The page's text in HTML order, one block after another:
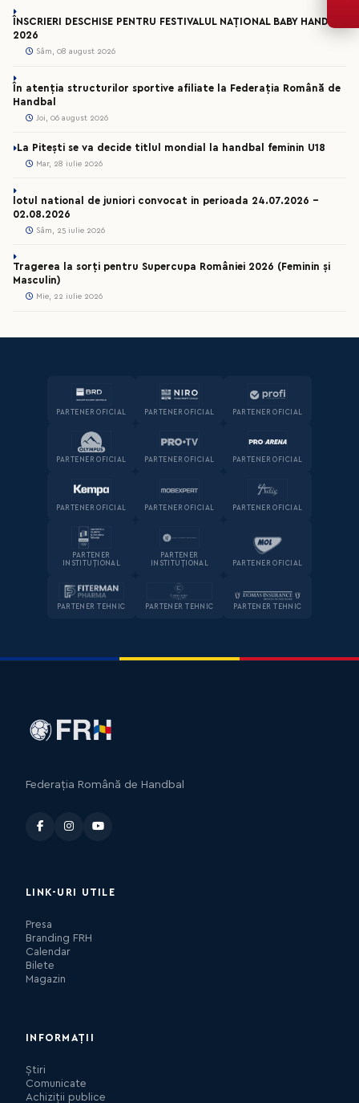
ÎNSCRIERI DESCHISE PENTRU FESTIVALUL NAȚIONAL BABY HANDBAL
2026
Sâm, 08 august 2026
În atenția structurilor sportive afiliate la Federația Română de
Handbal
Joi, 06 august 2026
La Pitești se va decide titlul mondial la handbal feminin U18
Mar, 28 iulie 2026
lotul national de juniori convocat in perioada 24.07.2026 –
02.08.2026
Sâm, 25 iulie 2026
Tragerea la sorți pentru Supercupa României 2026 (Feminin și
Masculin)
Mie, 22 iulie 2026
PARTENER OFICIAL PARTENER OFICIAL PARTENER OFICIAL
PARTENER OFICIAL PARTENER OFICIAL PARTENER OFICIAL
PARTENER OFICIAL PARTENER OFICIAL PARTENER OFICIAL
PARTENER
INSTITUȚIONAL
PARTENER
INSTITUȚIONAL
PARTENER OFICIAL
PARTENER TEHNIC PARTENER TEHNIC PARTENER TEHNIC
Federația Română de Handbal
LINK-URI UTILE
Presa
Branding FRH
Calendar
Bilete
Magazin
INFORMAȚII
Știri
Comunicate
Achiziții publice